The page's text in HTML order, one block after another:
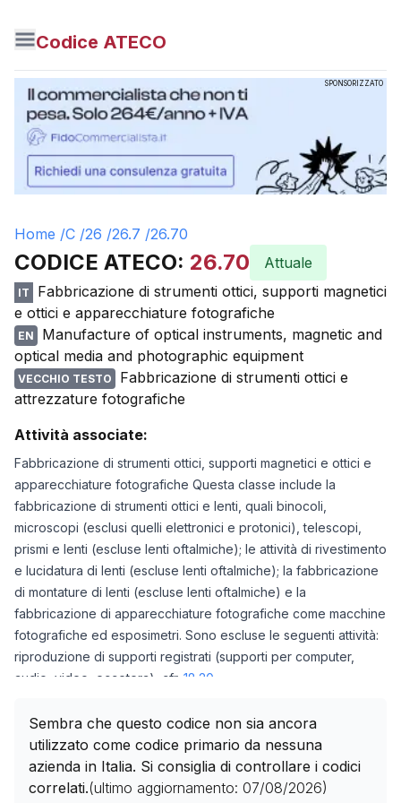
Codice ATECO
SPONSORIZZATO
Home /C /26 /26.7 /26.70
CODICE ATECO: 26.70 Attuale
IT
Fabbricazione di strumenti ottici, supporti magnetici
e ottici e apparecchiature fotografiche
EN
Manufacture of optical instruments, magnetic and
optical media and photographic equipment
VECCHIO TESTO
Fabbricazione di strumenti ottici e
attrezzature fotografiche
Attività associate:
Fabbricazione di strumenti ottici, supporti magnetici e ottici e
apparecchiature fotografiche Questa classe include la
fabbricazione di strumenti ottici e lenti, quali binocoli,
microscopi (esclusi quelli elettronici e protonici), telescopi,
prismi e lenti (escluse lenti oftalmiche); le attività di rivestimento
e lucidatura di lenti (escluse lenti oftalmiche); la fabbricazione
di montature di lenti (escluse lenti oftalmiche) e la
fabbricazione di apparecchiature fotografiche come macchine
fotografiche ed esposimetri. Sono escluse le seguenti attività:
riproduzione di supporti registrati (supporti per computer,
audio, video, eccetera), cfr. 18.20
fabbricazione di telecamere e videocamere per uso
professionale, cfr.26.30
fabbricazione di videocamere per uso domestico, cfr.26.40
fabbricazione di rilevatori di incendio, cfr.26.51
Sembra che questo codice non sia ancora
utilizzato come codice primario da nessuna
azienda in Italia. Si consiglia di controllare i codici
correlati.(ultimo aggiornamento: 07/08/2026)